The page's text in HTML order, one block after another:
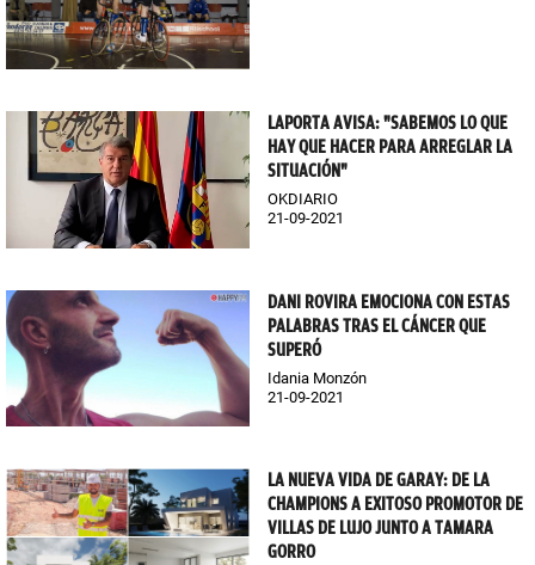
LAPORTA AVISA: "SABEMOS LO QUE
HAY QUE HACER PARA ARREGLAR LA
SITUACIÓN"
OKDIARIO
21-09-2021
DANI ROVIRA EMOCIONA CON ESTAS
PALABRAS TRAS EL CÁNCER QUE
SUPERÓ
Idania Monzón
21-09-2021
LA NUEVA VIDA DE GARAY: DE LA
CHAMPIONS A EXITOSO PROMOTOR DE
VILLAS DE LUJO JUNTO A TAMARA
GORRO